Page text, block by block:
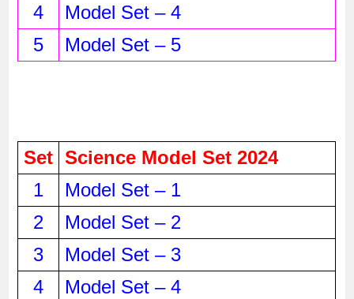
4
Model Set – 4
5
Model Set – 5
Set Science Model Set 2024
1
Model Set – 1
2
Model Set – 2
3
Model Set – 3
4
Model Set – 4